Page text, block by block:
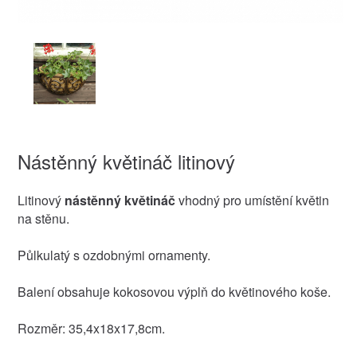
Nástěnný květináč litinový
Litinový nástěnný květináčvhodný pro umístění květin
na stěnu.
Půlkulatý s ozdobnými ornamenty.
Balení obsahuje kokosovou výplň do květinového koše.
Rozměr: 35,4x18x17,8cm.